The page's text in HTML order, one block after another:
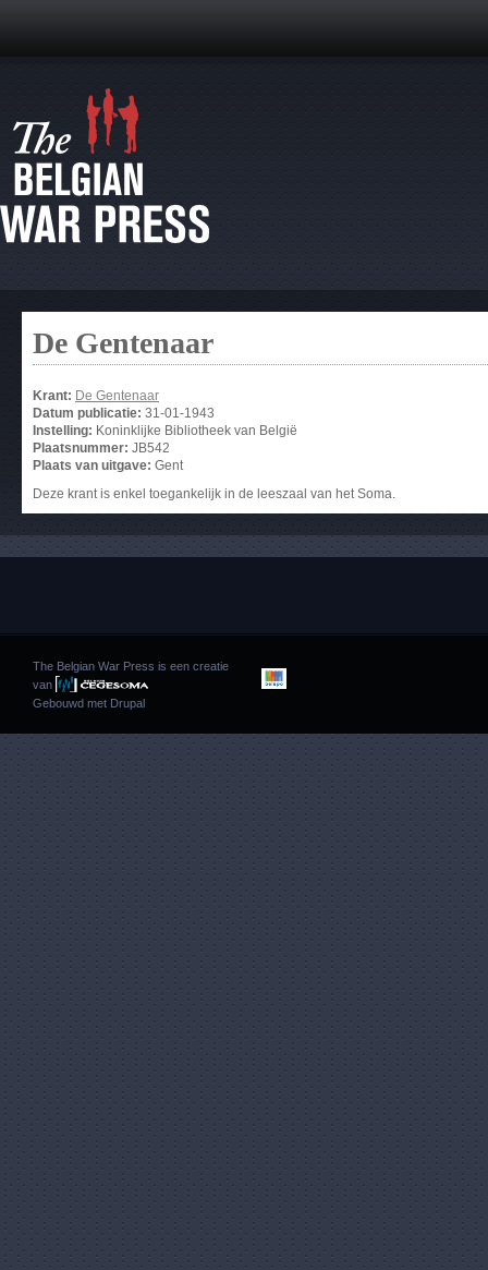
De Gentenaar
Krant: De Gentenaar
Datum publicatie: 31-01-1943
Instelling: Koninklijke Bibliotheek van België
Plaatsnummer: JB542
Plaats van uitgave: Gent
Deze krant is enkel toegankelijk in de leeszaal van het Soma.
The Belgian War Press is een creatie
van
Gebouwd met Drupal